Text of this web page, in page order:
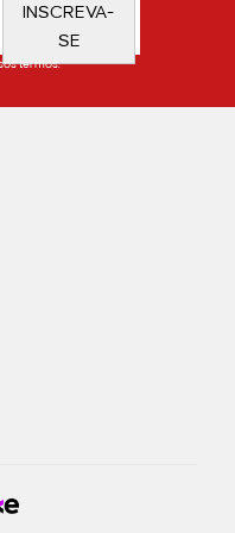
INSCREVA-
SE
termos.